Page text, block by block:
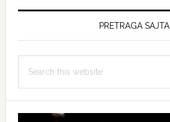
PRETRAGA SAJTA
this